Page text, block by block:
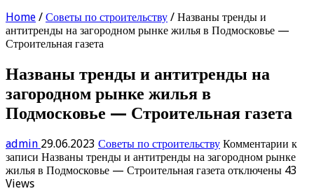
Home / Советы по строительству / Названы тренды и
антитренды на загородном рынке жилья в Подмосковье —
Строительная газета
Названы тренды и антитренды на
загородном рынке жилья в
Подмосковье — Строительная газета
admin 29.06.2023 Советы по строительству Комментарии к
записи Названы тренды и антитренды на загородном рынке
жилья в Подмосковье — Строительная газета отключены 43
Views